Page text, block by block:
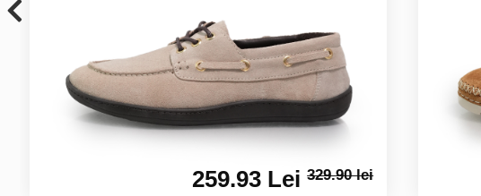
259.93 Lei329.90 lei